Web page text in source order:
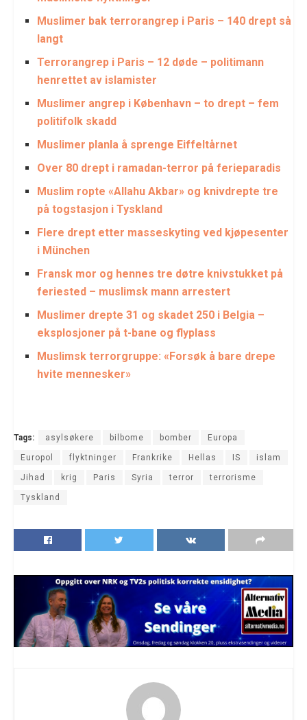
Muslimer bak terrorangrep i Paris – 140 drept så
langt
Terrorangrep i Paris – 12 døde – politimann
henrettet av islamister
Muslimer angrep i København – to drept – fem
politifolk skadd
Muslimer planla å sprenge Eiffeltårnet
Over 80 drept i ramadan-terror på ferieparadis
Muslim ropte «Allahu Akbar» og knivdrepte tre
på togstasjon i Tyskland
Flere drept etter masseskyting ved kjøpesenter
i München
Fransk mor og hennes tre døtre knivstukket på
feriested – muslimsk mann arrestert
Muslimer drepte 31 og skadet 250 i Belgia –
eksplosjoner på t-bane og flyplass
Muslimsk terrorgruppe: «Forsøk å bare drepe
hvite mennesker»
Tags: asylsøkere bilbome bomber Europa
Europol flyktninger Frankrike Hellas IS islam
Jihad krig Paris Syria terror terrorisme
Tyskland